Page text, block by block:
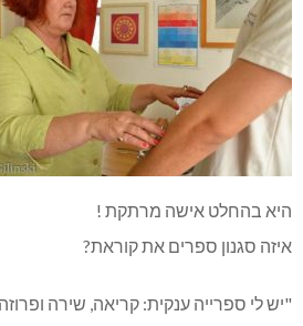
היא בהחלט אישה מרתקת !
איזה סגנון ספרים את קוראת?
"יש לי ספרייה ענקית: קריאה, שירה